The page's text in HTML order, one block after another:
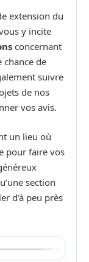
extension du
y incite
concernant
de
suivre
de nos
vos avis.
un lieu où
pour faire vos
section
d’à peu près